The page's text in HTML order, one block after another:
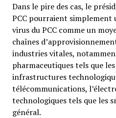
Dans le pire des cas, le
PCC pourraient simplement
virus du PCC comme un
chaînes
industries vitales,
pharmaceutiques tels que
infrastructures
télécommunications,
technologiques tels que les
général.